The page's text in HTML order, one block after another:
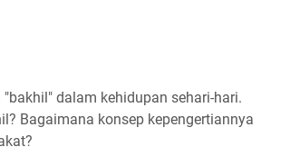
dalam kehidupan sehari-hari.
Bagaimana konsep kepengertiannya